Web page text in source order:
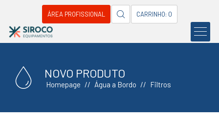
ÁREA PROFISSIONAL CARRINHO: 0
NOVO PRODUTO
Homepage Água a Bordo Filtros